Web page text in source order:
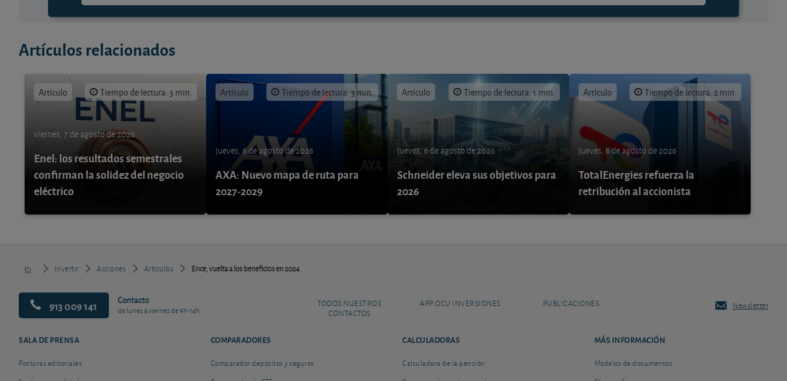
Artículos relacionados
Artículo Tiempo de lectura: 3 min.
viernes, 7 de agosto de 2026
Enel: los resultados semestrales
confirman la solidez del negocio
eléctrico
Artículo Tiempo de lectura: 3 min.
jueves, 6 de agosto de 2026
AXA: Nuevo mapa de ruta para
2027-2029
Artículo Tiempo de lectura: 1 min.
jueves, 6 de agosto de 2026
Schneider eleva sus objetivos para
2026
Artículo Tiempo de lectura: 2 min.
jueves, 6 de agosto de 2026
TotalEnergies refuerza la
retribución al accionista
Invertir Acciones Artículos Ence, vuelta a los beneficios en 2024
913 009 141 Contacto
de lunes a viernes de 9h-14h
TODOS NUESTROS
CONTACTOS
APP OCU INVERSIONES PUBLICACIONES Newsletter
SALA DE PRENSA
Posturas editoriales
COMPARADORES
Comparador depósitos y seguros
CALCULADORAS
Calculadora de la pensión
MÁS INFORMACIÓN
Modelos de documentos